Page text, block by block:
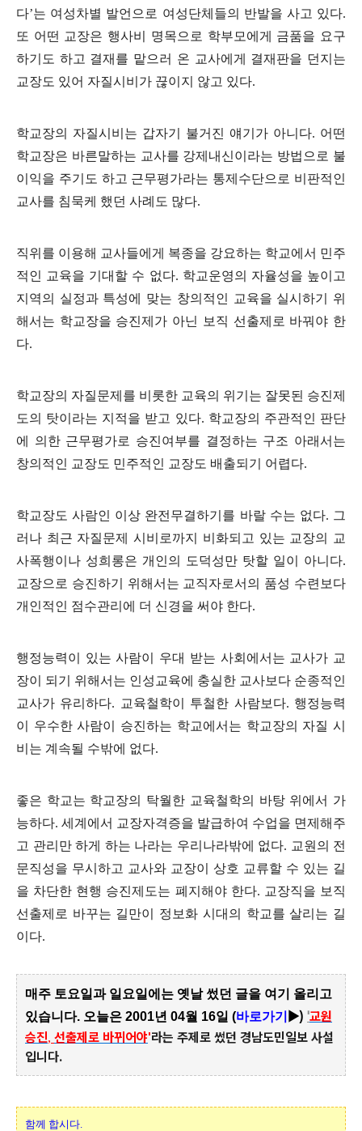
다’는 여성차별 발언으로 여성단체들의 반발을 사고 있다.
또 어떤 교장은 행사비 명목으로 학부모에게 금품을 요구
하기도 하고 결재를 맡으러 온 교사에게 결재판을 던지는
교장도 있어 자질시비가 끊이지 않고 있다.
학교장의 자질시비는 갑자기 불거진 얘기가 아니다. 어떤
학교장은 바른말하는 교사를 강제내신이라는 방법으로 불
이익을 주기도 하고 근무평가라는 통제수단으로 비판적인
교사를 침묵케 했던 사례도 많다.
직위를 이용해 교사들에게 복종을 강요하는 학교에서 민주
적인 교육을 기대할 수 없다. 학교운영의 자율성을 높이고
지역의 실정과 특성에 맞는 창의적인 교육을 실시하기 위
해서는 학교장을 승진제가 아닌 보직 선출제로 바꿔야 한
다.
학교장의 자질문제를 비롯한 교육의 위기는 잘못된 승진제
도의 탓이라는 지적을 받고 있다. 학교장의 주관적인 판단
에 의한 근무평가로 승진여부를 결정하는 구조 아래서는
창의적인 교장도 민주적인 교장도 배출되기 어렵다.
학교장도 사람인 이상 완전무결하기를 바랄 수는 없다. 그
러나 최근 자질문제 시비로까지 비화되고 있는 교장의 교
사폭행이나 성희롱은 개인의 도덕성만 탓할 일이 아니다.
교장으로 승진하기 위해서는 교직자로서의 품성 수련보다
개인적인 점수관리에 더 신경을 써야 한다.
행정능력이 있는 사람이 우대 받는 사회에서는 교사가 교
장이 되기 위해서는 인성교육에 충실한 교사보다 순종적인
교사가 유리하다. 교육철학이 투철한 사람보다. 행정능력
이 우수한 사람이 승진하는 학교에서는 학교장의 자질 시
비는 계속될 수밖에 없다.
좋은 학교는 학교장의 탁월한 교육철학의 바탕 위에서 가
능하다. 세계에서 교장자격증을 발급하여 수업을 면제해주
고 관리만 하게 하는 나라는 우리나라밖에 없다. 교원의 전
문직성을 무시하고 교사와 교장이 상호 교류할 수 있는 길
을 차단한 현행 승진제도는 폐지해야 한다. 교장직을 보직
선출제로 바꾸는 길만이 정보화 시대의 학교를 살리는 길
이다.
매주 토요일과 일요일에는 옛날 썼던 글을 여기 올리고
있습니다. 오늘은 2001년 04월 16일 (바로가기 ▶) '교원
승진, 선출제로 바뀌어야'라는 주제로 썼던 경남도민일보 사설
입니다.
함께 합시다.